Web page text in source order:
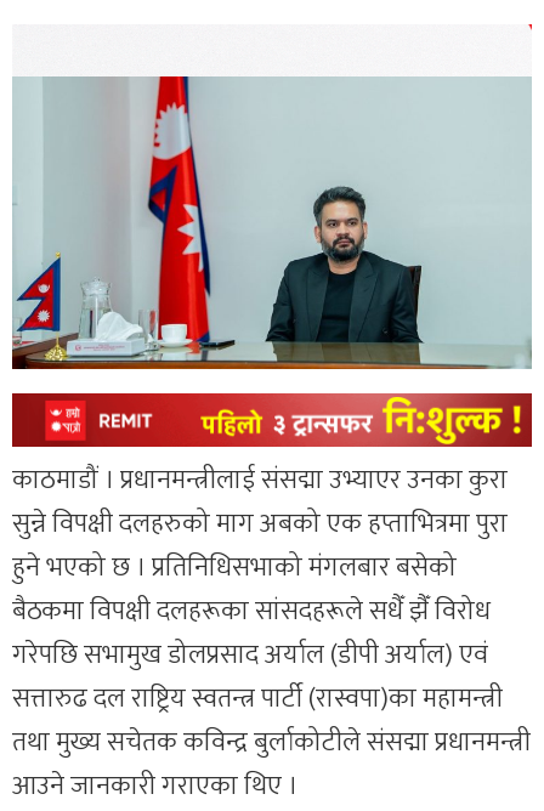
काठमाडौं । प्रधानमन्त्रीलाई संसद्मा उभ्याएर उनका कुरा
सुन्ने विपक्षी दलहरुको माग अबको एक हप्ताभित्रमा पुरा
हुने भएको छ । प्रतिनिधिसभाको मंगलबार बसेको
बैठकमा विपक्षी दलहरूका सांसदहरूले सधैँ झैँ विरोध
गरेपछि सभामुख डोलप्रसाद अर्याल (डीपी अर्याल) एवं
सत्तारुढ दल राष्ट्रिय स्वतन्त्र पार्टी (रास्वपा)का महामन्त्री
तथा मुख्य सचेतक कविन्द्र बुर्लाकोटीले संसद्मा प्रधानमन्त्री
आउने जानकारी गराएका थिए ।